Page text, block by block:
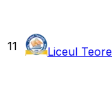
11 Liceul